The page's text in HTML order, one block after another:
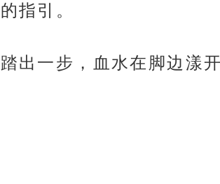
指引。
出一步，血水在脚边漾